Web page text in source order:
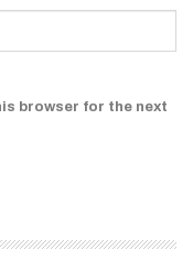
browser for the next